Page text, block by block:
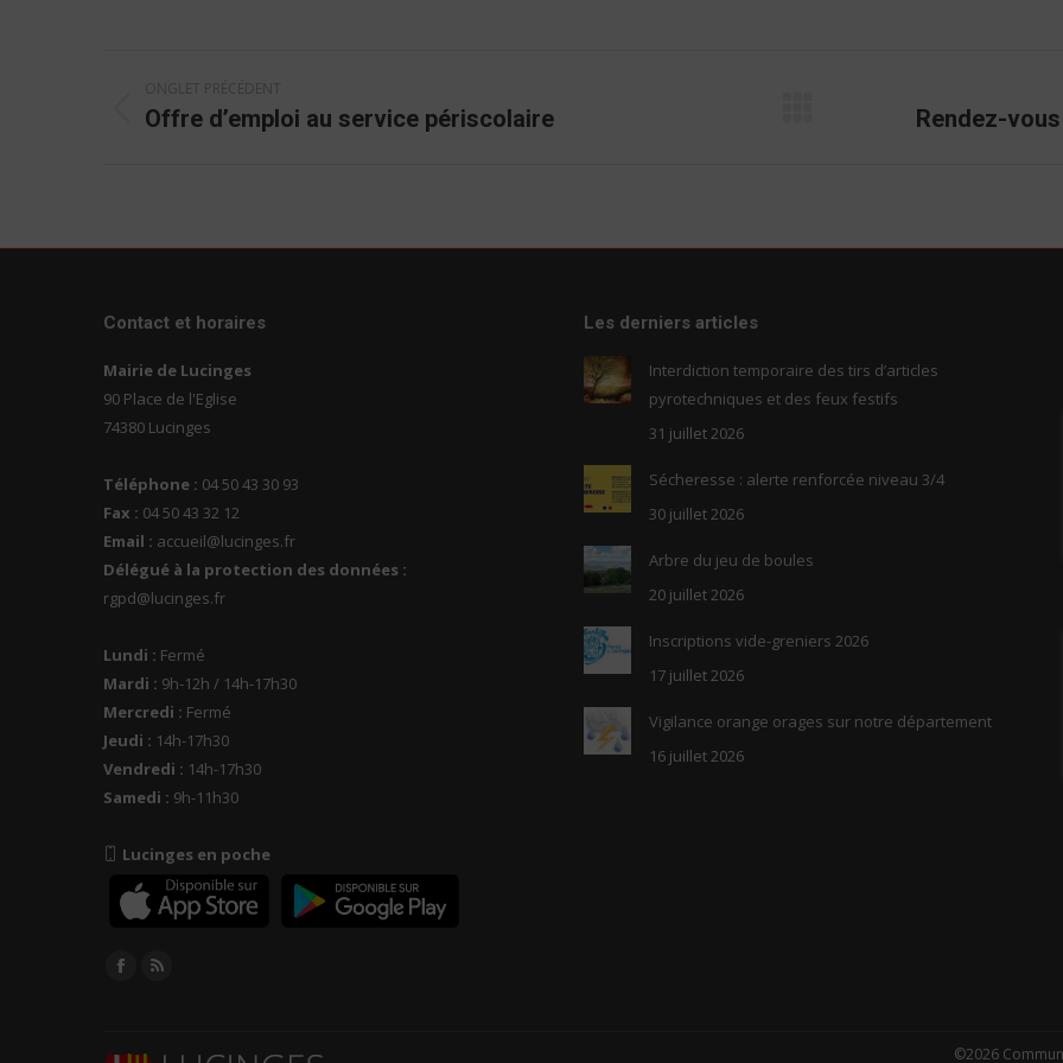
commentaire
Onglet
Offre d’emploi au service périscolaire Rendez-
Contact et horaires
Mairie de Lucinges
90 Place de l'Eglise
74380 Lucinges
Téléphone : 04 50 43 30 93
Fax : 04 50 43 32 12
Email : accueil@lucinges.fr
Délégué à la protection des données :
rgpd@lucinges.fr
Lundi : Fermé
Mardi : 9h-12h / 14h-17h30
Mercredi : Fermé
Jeudi : 14h-17h30
Vendredi : 14h-17h30
Samedi : 9h-11h30
Lucinges en poche
Trouvez nous sur :
Facebook
RSS
Les derniers articles
Interdiction temporaire des tirs d’articles
pyrotechniques et des feux festifs
31 juillet 2026
Sécheresse : alerte renforcée niveau 3/4
30 juillet 2026
Arbre du jeu de boules
20 juillet 2026
Inscriptions vide-greniers 2026
17 juillet 2026
Vigilance orange orages sur notre département
16 juillet 2026
©2026